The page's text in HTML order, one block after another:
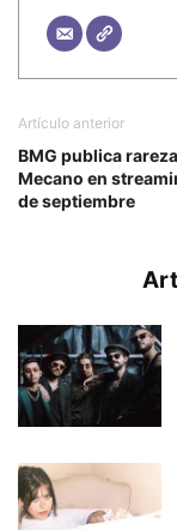
Artículo anterior
BMG publica
Mecano en
de septiembre